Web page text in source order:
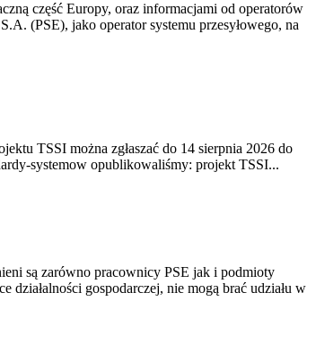
część Europy, oraz informacjami od operatorów
(PSE), jako operator systemu przesyłowego, na
TSSI można zgłaszać do 14 sierpnia 2026 do
systemow opublikowaliśmy: projekt TSSI...
są zarówno pracownicy PSE jak i podmioty
działalności gospodarczej, nie mogą brać udziału w